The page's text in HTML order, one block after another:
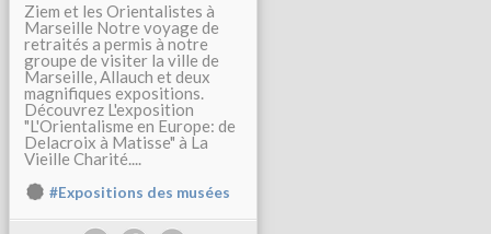
Ziem et les Orientalistes à
Marseille Notre voyage de
retraités a permis à notre
groupe de visiter la ville de
Marseille, Allauch et deux
magnifiques expositions.
Découvrez L'exposition
"L'Orientalisme en Europe: de
Delacroix à Matisse" à La
Vieille Charité....
#Expositions des musées